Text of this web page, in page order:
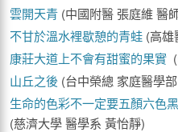
雲開天青 (中國附醫 張庭維 醫
不甘於溫水裡歇憩的青蛙 (高雄
康莊大道上不會有甜蜜的果實
山丘之後 (台中榮總 家庭醫學
生命的色彩不一定要五顏六色
(慈濟大學 醫學系 黃怡靜)